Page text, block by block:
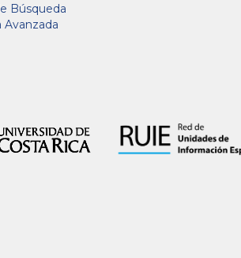
Búsqueda
Avanzada